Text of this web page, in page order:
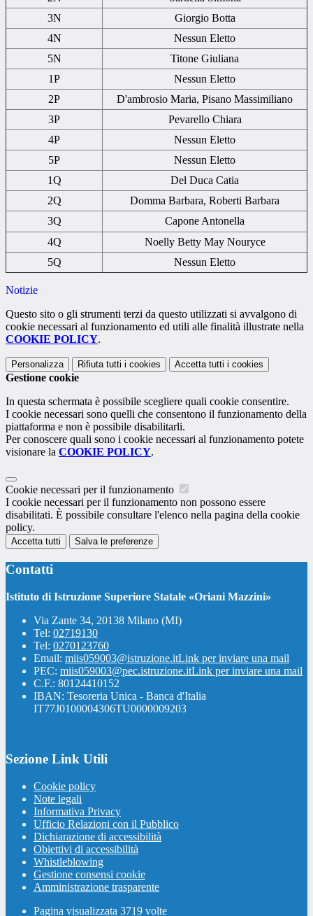
3N
Giorgio Botta
4N
Nessun Eletto
5N
Titone Giuliana
1P
Nessun Eletto
2P
D'ambrosio Maria, Pisano Massimiliano
3P
Pevarello Chiara
4P
Nessun Eletto
5P
Nessun Eletto
1Q
Del Duca Catia
2Q
Domma Barbara, Roberti Barbara
3Q
Capone Antonella
4Q
Noelly Betty May Nouryce
5Q
Nessun Eletto
Notizie
Questo sito o gli strumenti terzi da questo utilizzati si avvalgono di
cookie necessari al funzionamento ed utili alle finalità illustrate nella
COOKIE POLICY.
Personalizza Rifiuta tutti i cookies Accetta tutti i cookies
Gestione cookie
In questa schermata è possibile scegliere quali cookie consentire.
I cookie necessari sono quelli che consentono il funzionamento della
piattaforma e non è possibile disabilitarli.
Per conoscere quali sono i cookie necessari al funzionamento potete
visionare la COOKIE POLICY.
Cookie necessari per il funzionamento
I cookie necessari per il funzionamento non possono essere
disabilitati. È possibile consultare l'elenco nella pagina della cookie
policy.
Accetta tutti Salva le preferenze
Contatti
Istituto di Istruzione Superiore Statale «Oriani Mazzini»
Via Zante 34, 20138 Milano (MI)
Tel: 02719130
Tel: 0270123760
Email: miis059003@istruzione.itLink per inviare una mail
PEC: miis059003@pec.istruzione.itLink per inviare una mail
C.F.: 80124410152
IBAN: Tesoreria Unica - Banca d'Italia
IT77J0100004306TU0000009203
Sezione Link Utili
Cookie policy
Note legali
Informativa Privacy
Ufficio Relazioni con il Pubblico
Dichiarazione di accessibilità
Obiettivi di accessibilità
Whistleblowing
Gestione consensi cookie
Amministrazione trasparente
Pagina visualizzata 3719 volte